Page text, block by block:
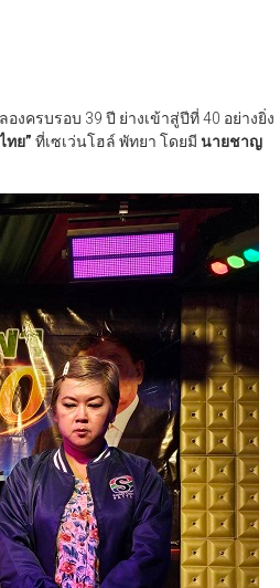
ครบรอบ 39 ปี ย่างเข้าสู่ปีที่ 40 อย่างยิ่ง
ทย” ที่เซเว่นโฮล์ พัทยา โดยมี นายชาญ